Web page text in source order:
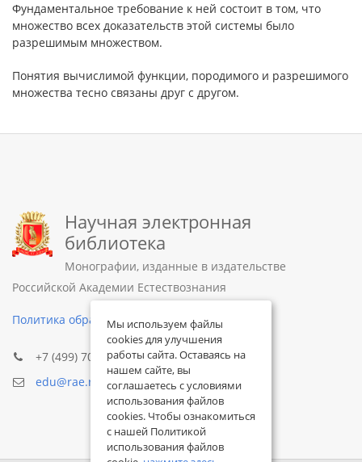
Фундаментальное требование к ней состоит в том, что
множество всех доказательств этой системы было
разрешимым множеством.
Понятия вычислимой функции, породимого и разрешимого
множества тесно связаны друг с другом.
Научная электронная
библиотека
Монографии, изданные в издательстве
Российской Академии Естествознания
Политика обработки персональных данных
+7 (499) 705-72-30
edu@rae.ru
Мы используем файлы
cookies для улучшения
работы сайта. Оставаясь на
нашем сайте, вы
соглашаетесь с условиями
использования файлов
cookies. Чтобы ознакомиться
с нашей Политикой
использования файлов